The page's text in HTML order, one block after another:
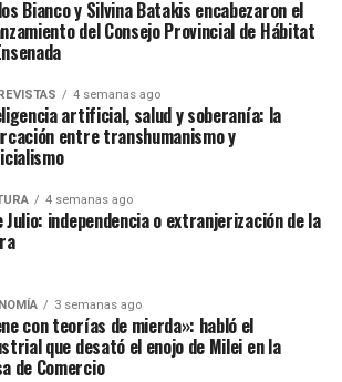
Bianco y Silvina Batakis encabezaron el
del Consejo Provincial de Hábitat
4 semanas ago
artificial, salud y soberanía: la
entre transhumanismo y
4 semanas ago
Julio: independencia o extranjerización de la
3 semanas ago
con teorías de mierda»: habló el
que desató el enojo de Milei en la
de Comercio